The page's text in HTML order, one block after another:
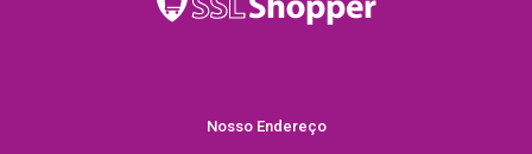
Nosso Endereço